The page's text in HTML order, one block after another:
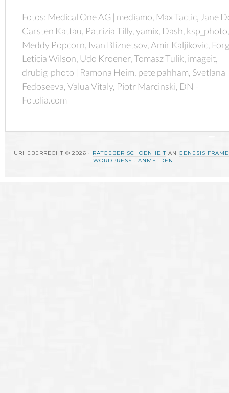
Fotos: Medical One AG | mediamo, Max Tactic, Jane
Carsten Kattau, Patrizia Tilly, yamix, Dash, ksp_photo,
Meddy Popcorn, Ivan Bliznetsov, Amir Kaljikovic,
Leticia Wilson, Udo Kroener, Tomasz Tulik, imageit,
drubig-photo | Ramona Heim, pete pahham, Svetlana
Fedoseeva, Valua Vitaly, Piotr Marcinski, DN -
Fotolia.com
URHEBERRECHT © 2026 · RATGEBER SCHOENHEIT AN GENESIS
WORDPRESS · ANMELDEN